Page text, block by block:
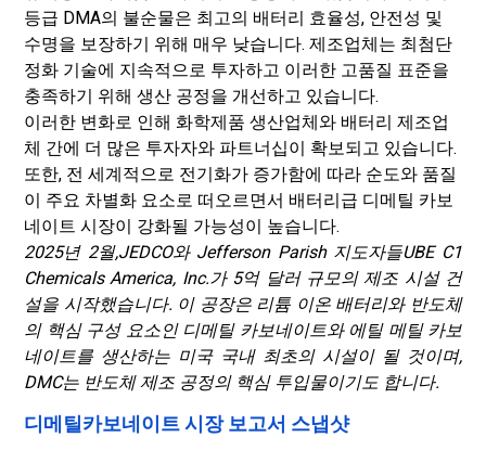
등급 DMA의 불순물은 최고의 배터리 효율성, 안전성 및
수명을 보장하기 위해 매우 낮습니다. 제조업체는 최첨단
정화 기술에 지속적으로 투자하고 이러한 고품질 표준을
충족하기 위해 생산 공정을 개선하고 있습니다.
이러한 변화로 인해 화학제품 생산업체와 배터리 제조업
체 간에 더 많은 투자자와 파트너십이 확보되고 있습니다.
또한, 전 세계적으로 전기화가 증가함에 따라 순도와 품질
이 주요 차별화 요소로 떠오르면서 배터리급 디메틸 카보
네이트 시장이 강화될 가능성이 높습니다.
2025년 2월,JEDCO와 Jefferson Parish 지도자들UBE C1
Chemicals America, Inc.가 5억 달러 규모의 제조 시설 건
설을 시작했습니다. 이 공장은 리튬 이온 배터리와 반도체
의 핵심 구성 요소인 디메틸 카보네이트와 에틸 메틸 카보
네이트를 생산하는 미국 국내 최초의 시설이 될 것이며,
DMC는 반도체 제조 공정의 핵심 투입물이기도 합니다.
디메틸카보네이트 시장 보고서 스냅샷